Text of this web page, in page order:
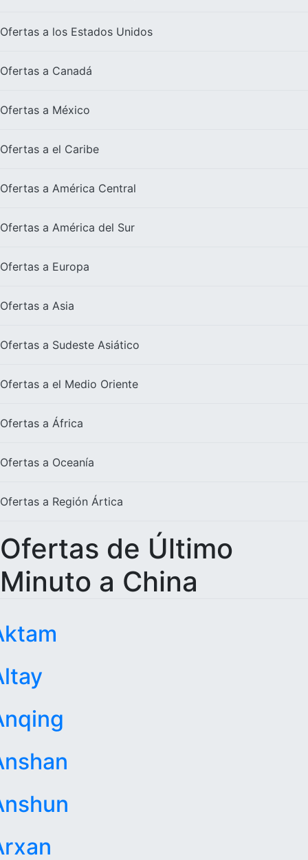
Ofertas a los Estados Unidos
Ofertas a Canadá
Ofertas a México
Ofertas a el Caribe
Ofertas a América Central
Ofertas a América del Sur
Ofertas a Europa
Ofertas a Asia
Ofertas a Sudeste Asiático
Ofertas a el Medio Oriente
Ofertas a África
Ofertas a Oceanía
Ofertas a Región Ártica
Ofertas de Último
Minuto a China